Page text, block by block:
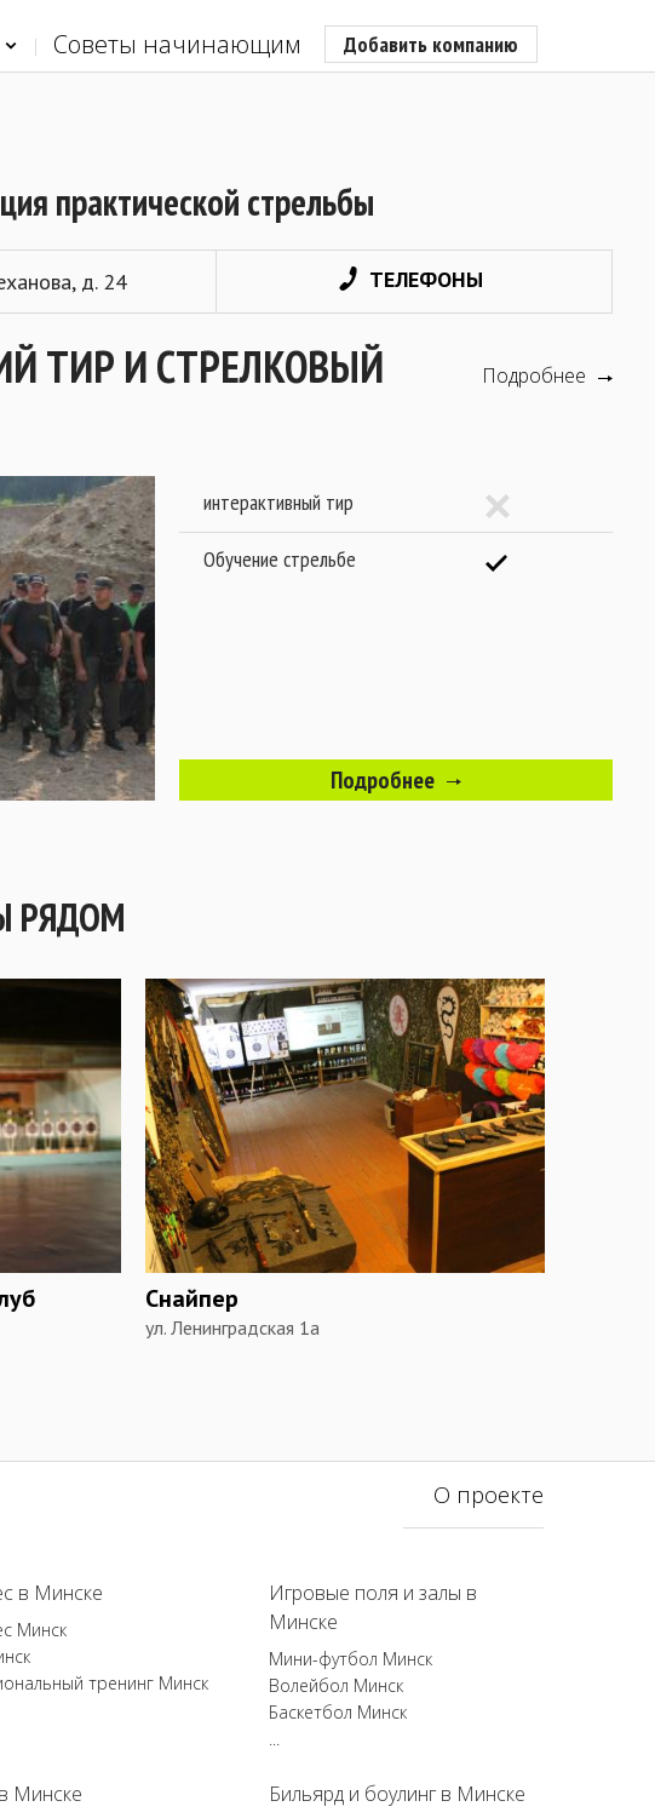
Советы начинающим Добавить компанию
практической стрельбы
д. 24 ТЕЛЕФОНЫ
Подробнее
ТИР И СТРЕЛКОВЫЙ
интерактивный тир
Обучение стрельбе
Подробнее
РЯДОМ
Снайпер
ул. Ленинградская 1а
О проекте
в Минске
Минск
тренинг Минск
Игровые поля и залы в
Минске
Мини-футбол Минск
Волейбол Минск
Баскетбол Минск
...
Минске Бильярд и боулинг в Минске